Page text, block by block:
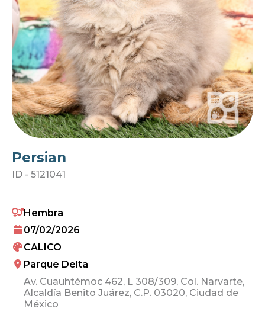
Persian
ID - 5121041
Hembra
07/02/2026
CALICO
Parque Delta
Av. Cuauhtémoc 462, L 308/309, Col. Narvarte,
Alcaldía Benito Juárez, C.P. 03020, Ciudad de
México